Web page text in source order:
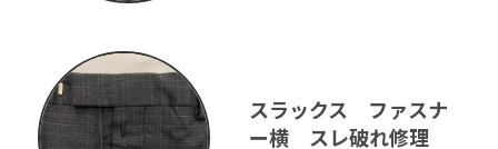
Instagram(日本語)
Instagram(English)
特定商取引法に基づく表示
スラックス ファスナ
ー横 スレ破れ修理